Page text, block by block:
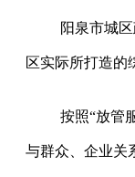
阳泉市城
区实际所打造的
按照“放管
与群众、企业关